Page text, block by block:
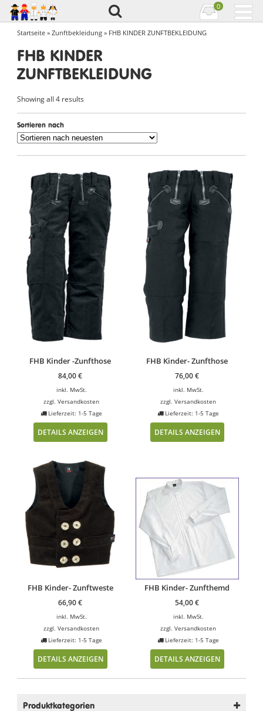
0
Startseite »Zunftbekleidung » FHB KINDER ZUNFTBEKLEIDUNG
FHB KINDER
ZUNFTBEKLEIDUNG
Showing all 4 results
Sortieren nach
FHB Kinder -Zunfthose
84,00€
inkl. MwSt.
zzgl.Versandkosten
Lieferzeit: 1-5 Tage
DETAILS ANZEIGEN
FHB Kinder- Zunfthose
76,00€
inkl. MwSt.
zzgl.Versandkosten
Lieferzeit: 1-5 Tage
DETAILS ANZEIGEN
FHB Kinder- Zunftweste
66,90€
inkl. MwSt.
zzgl.Versandkosten
Lieferzeit: 1-5 Tage
DETAILS ANZEIGEN
FHB Kinder- Zunfthemd
54,00€
inkl. MwSt.
zzgl.Versandkosten
Lieferzeit: 1-5 Tage
DETAILS ANZEIGEN
Produktkategorien